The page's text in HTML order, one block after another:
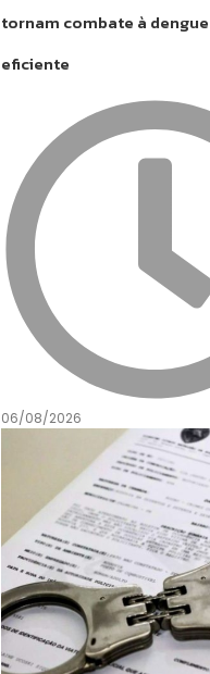
tornam combate à
eficiente
06/08/2026